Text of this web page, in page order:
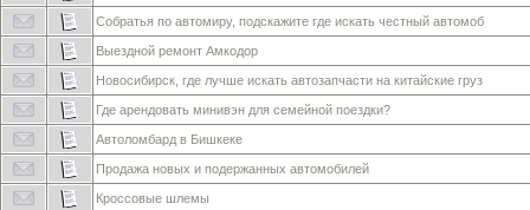
Собратья по автомиру, подскажите где искать честный автомоб
Выездной ремонт Амкодор
Новосибирск, где лучше искать автозапчасти на китайские груз
Где арендовать минивэн для семейной поездки?
Автоломбард в Бишкеке
Продажа новых и подержанных автомобилей
Кроссовые шлемы